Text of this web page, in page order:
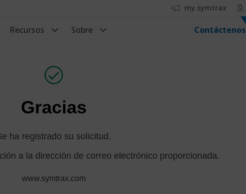
my.symtrax
Recursos Sobre Contáctenos
Gracias
ha registrado su solicitud.
a la dirección de correo electrónico proporcionada.
www.symtrax.com